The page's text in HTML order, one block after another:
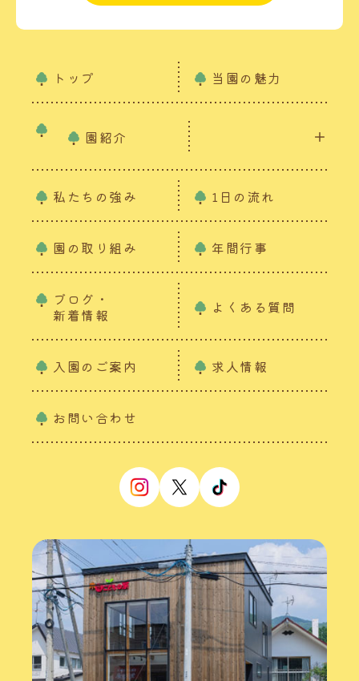
トップ 当園の魅力
園紹介
私たちの強み 1日の流れ
園の取り組み 年間行事
ブログ・
新着情報
よくある質問
入園のご案内 求人情報
お問い合わせ